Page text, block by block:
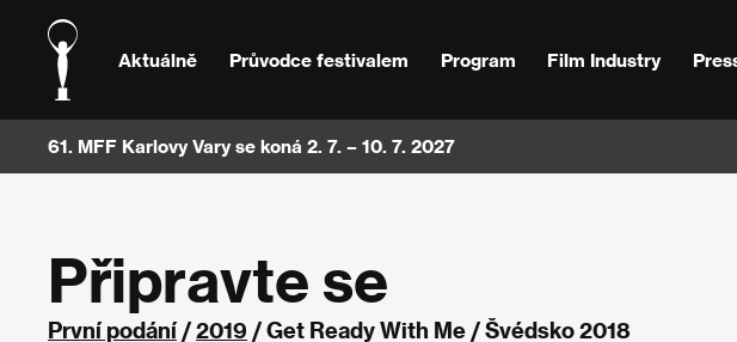
Aktuálně Průvodce festivalem Program Film Industry
61. MFF Karlovy Vary se koná 2. 7. – 10. 7. 2027
Připravte se
První podání/2019 / Get Ready With Me / Švédsko 2018